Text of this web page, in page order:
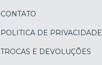
CONTATO
POLITICA DE PRIVACIDADE
TROCAS E DEVOLUÇÕES